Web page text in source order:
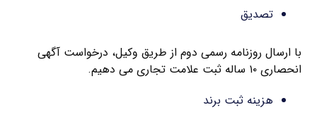
تصدیق
با ارسال روزنامه رسمی دوم از طریق وکیل، درخواست آگهی
انحصاری ۱۰ ساله ثبت علامت تجاری می دهیم.
هزینه ثبت برند